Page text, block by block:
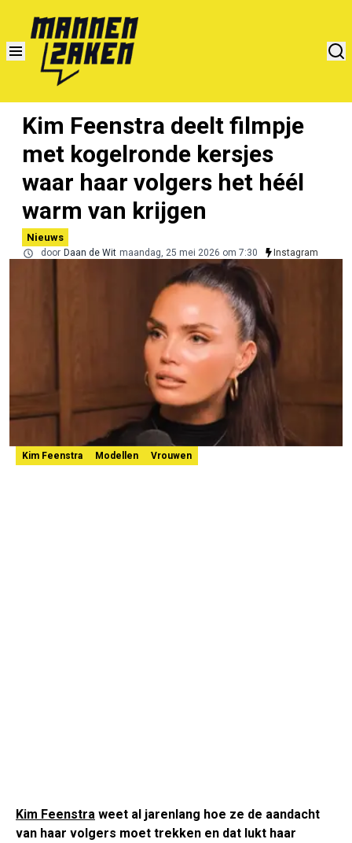
Kim Feenstra deelt filmpje
met kogelronde kersjes
waar haar volgers het héél
warm van krijgen
Nieuws
door Daan de Wit maandag, 25 mei 2026 om 7:30 Instagram
Kim Feenstra Modellen Vrouwen
Kim Feenstra weet al jarenlang hoe ze de aandacht
van haar volgers moet trekken en dat lukt haar